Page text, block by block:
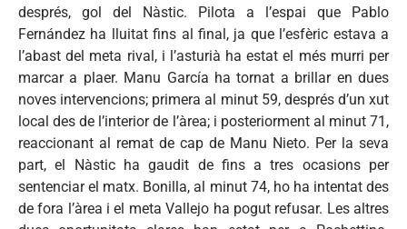
després, gol del Nàstic. Pilota a l’espai que Pablo
Fernández ha lluitat fins al final, ja que l’esfèric estava a
l’abast del meta rival, i l’asturià ha estat el més murri per
marcar a plaer. Manu García ha tornat a brillar en dues
noves intervencions; primera al minut 59, després d’un xut
local des de l’interior de l’àrea; i posteriorment al minut 71,
reaccionant al remat de cap de Manu Nieto. Per la seva
part, el Nàstic ha gaudit de fins a tres ocasions per
sentenciar el matx. Bonilla, al minut 74, ho ha intentat des
de fora l’àrea i el meta Vallejo ha pogut refusar. Les altres